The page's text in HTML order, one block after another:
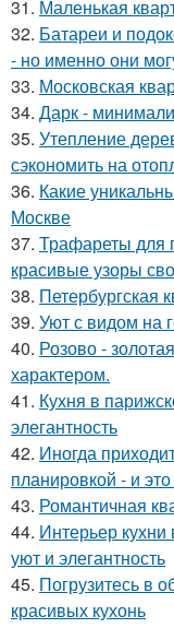
31. Маленькая
32. Батареи и
- но именно они
33. Московская
34. Дарк -
35. Утепление
сэкономить на
36. Какие
Москве
37. Трафареты для
красивые узоры
38. Петербургская
39. Уют с видом на
40. Розово -
характером.
41. Кухня в
элегантность
42. Иногда
планировкой - и
43. Романтичная
44. Интерьер кухни
уют и элегантность
45. Погрузитесь в
красивых кухонь